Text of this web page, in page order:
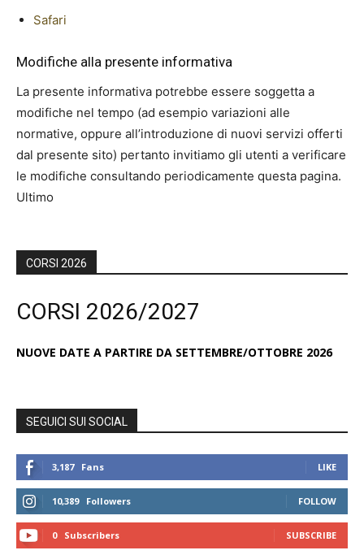
Safari
Modifiche alla presente informativa
La presente informativa potrebbe essere soggetta a
modifiche nel tempo (ad esempio variazioni alle
normative, oppure all’introduzione di nuovi servizi offerti
dal presente sito) pertanto invitiamo gli utenti a verificare
le modifiche consultando periodicamente questa pagina.
Ultimo
CORSI 2026
CORSI 2026/2027
NUOVE DATE A PARTIRE DA SETTEMBRE/OTTOBRE 2026
SEGUICI SUI SOCIAL
3,187 Fans LIKE
10,389 Followers FOLLOW
0 Subscribers SUBSCRIBE